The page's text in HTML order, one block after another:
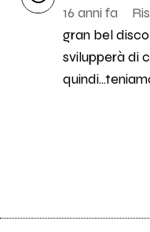
16 anni fa
gran bel
svilupperà di